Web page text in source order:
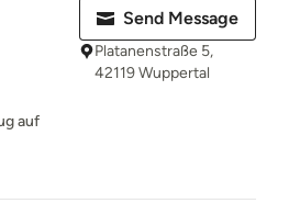
auf
Send Message
Platanenstraße 5,
42119 Wuppertal